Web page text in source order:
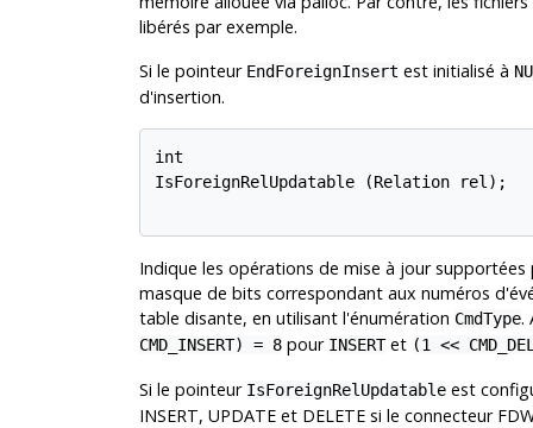
libérés par exemple.
Si le pointeur EndForeignInsert est initialisé à
d'insertion.
int
IsForeignRelUpdatable (Relation rel);
Indique les opérations de mise à jour
masque de bits correspondant aux numéros
table disante, en utilisant l'énumération CmdType.
CMD_INSERT) = 8pour INSERTet (1 <<
Si le pointeur IsForeignRelUpdatableest
INSERT, UPDATE et DELETE si le connecteur